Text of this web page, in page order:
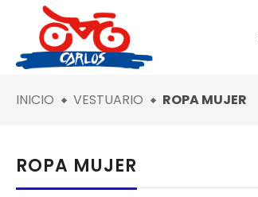
INICIO VESTUARIO ROPA MUJER
ROPA MUJER